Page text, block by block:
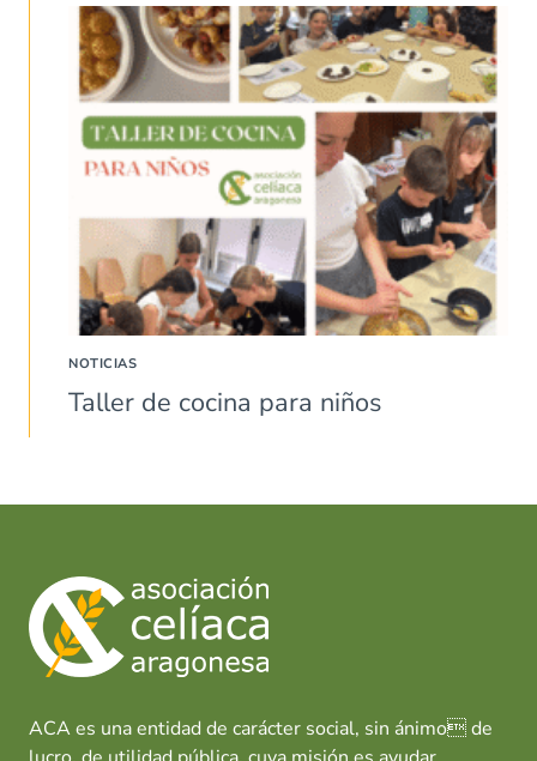
NOTICIAS
Taller de cocina para niños
ACA es una entidad de carácter social, sin ánimo de